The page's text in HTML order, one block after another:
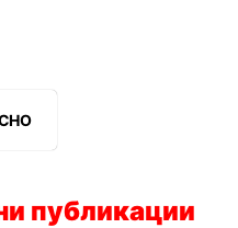
публикации